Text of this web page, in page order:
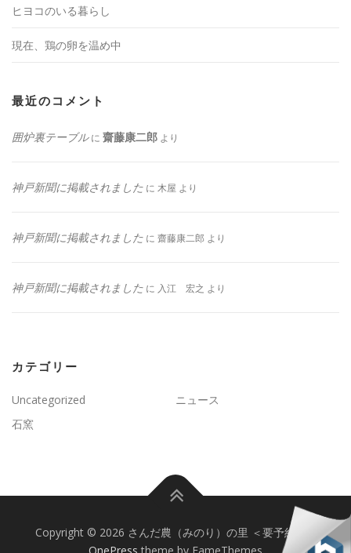
ヒヨコのいる暮らし
現在、鶏の卵を温め中
最近のコメント
囲炉裏テーブルに 齋藤康二郎 より
神戸新聞に掲載されました に 木屋 より
神戸新聞に掲載されました に 齋藤康二郎 より
神戸新聞に掲載されました に 入江 宏之 より
カテゴリー
Uncategorized
ニュース
石窯
Copyright © 2026 さんだ農（みのり）の里 ＜要予約＞